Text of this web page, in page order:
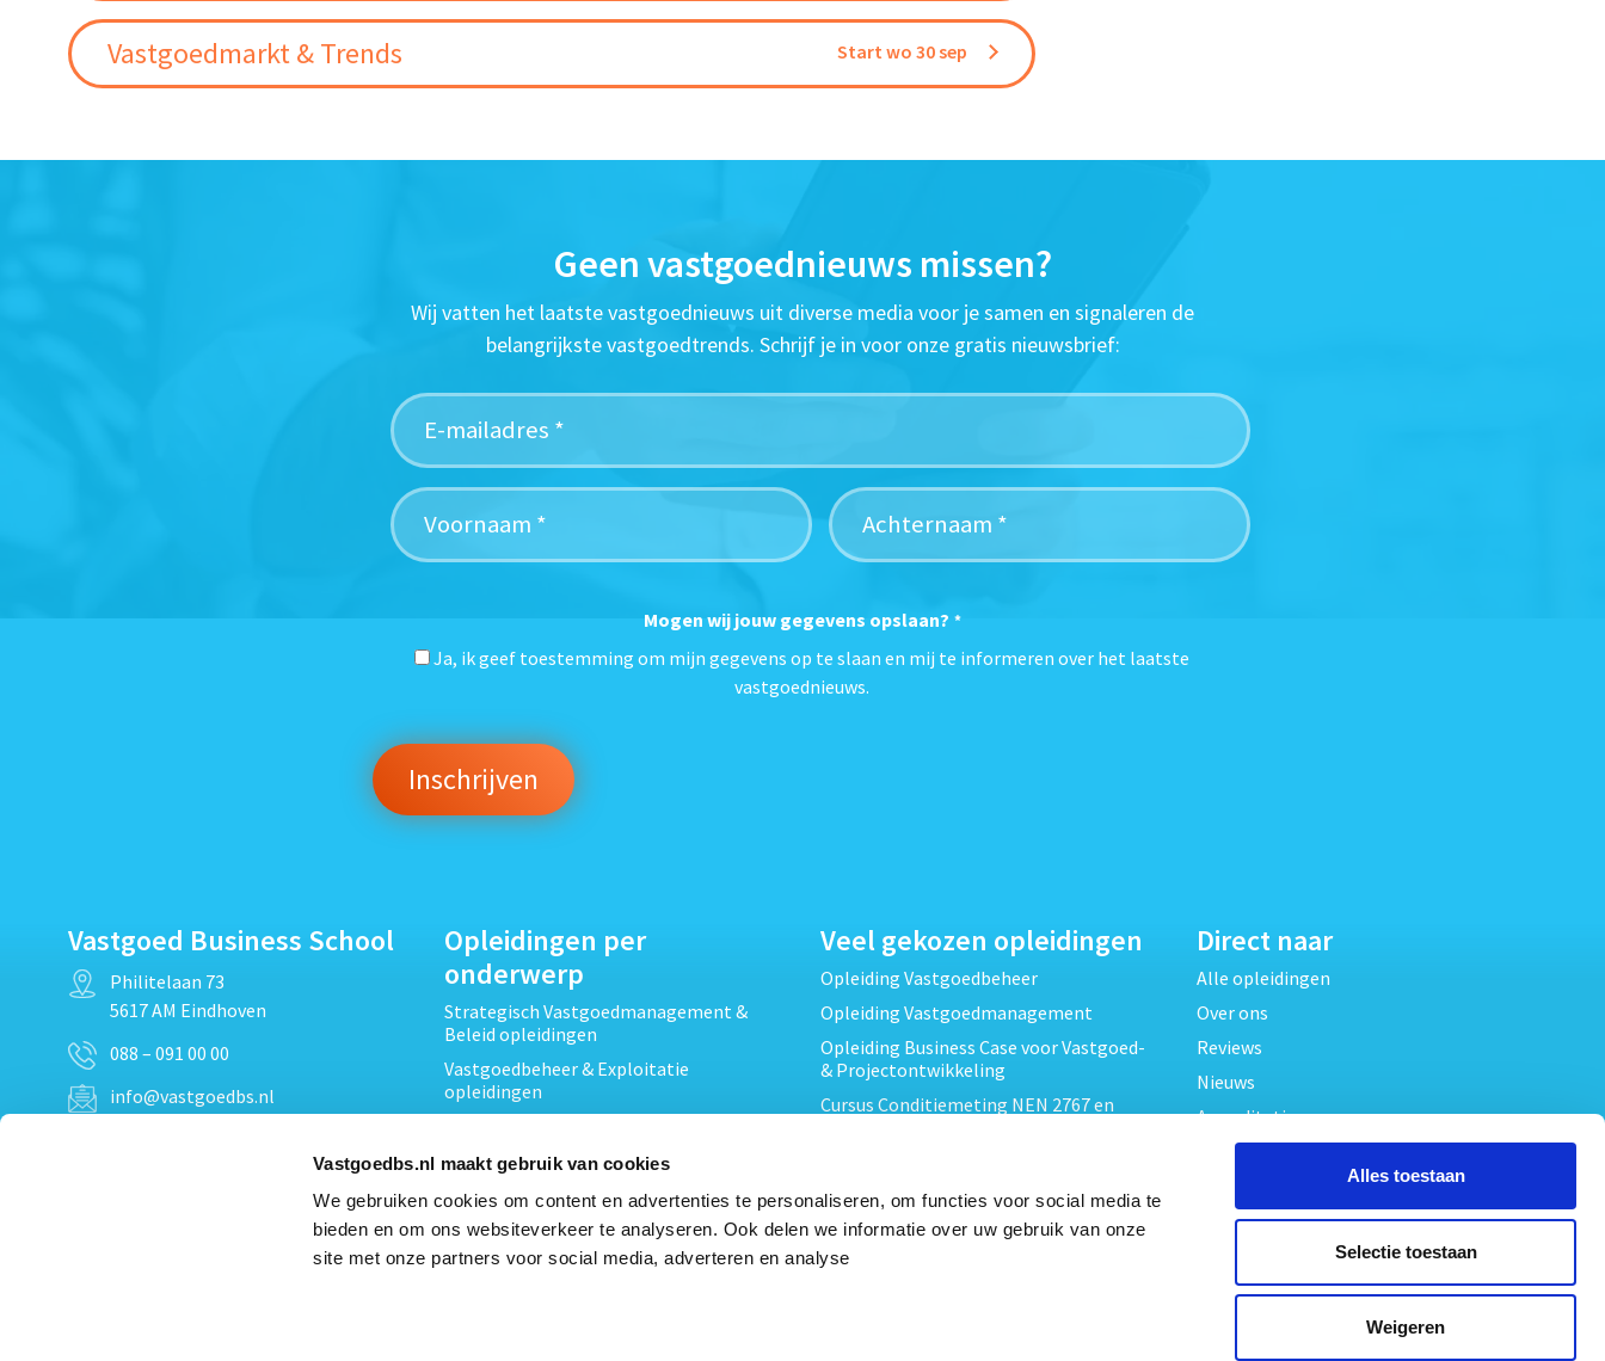
Vastgoedbs.nl maakt gebruik van cookies
We gebruiken cookies om content en advertenties te personaliseren, om functies voor social media te
bieden en om ons websiteverkeer te analyseren. Ook delen we informatie over uw gebruik van onze
site met onze partners voor social media, adverteren en analyse
Alles toestaan
Selectie toestaan
Weigeren
Vastgoedmarkt & Trends Start wo 30 sep
Geen vastgoednieuws missen?
Wij vatten het laatste vastgoednieuws uit diverse media voor je samen en signaleren de
belangrijkste vastgoedtrends. Schrijf je in voor onze gratis nieuwsbrief:
Mogen wij jouw gegevens opslaan? *
Ja, ik geef toestemming om mijn gegevens op te slaan en mij te informeren over het laatste
vastgoednieuws.
Vastgoed Business School
Philitelaan 73
5617 AM Eindhoven
088 – 091 00 00
info@vastgoedbs.nl
Opleidingen per
onderwerp
Strategisch Vastgoedmanagement &
Beleid opleidingen
Vastgoedbeheer & Exploitatie
opleidingen
Projectontwikkeling &
Techniek, Onderhoud & Inspectie
Opleidingen
Verduurzaming en Energieprestatie
Veel gekozen opleidingen
Opleiding Vastgoedbeheer
Opleiding Vastgoedmanagement
Opleiding Business Case voor Vastgoed-
& Projectontwikkeling
Cursus Conditiemeting NEN 2767 en
Cursus EP-W Basis Woningen
Opleiding Professioneel VvE-beheer
Opleiding Projectleider Vastgoed
Direct naar
Alle opleidingen
Over ons
Reviews
Nieuws
Accreditaties
Algemene voorwaarden
Privacy verklaring